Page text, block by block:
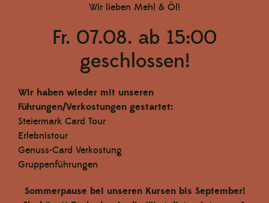
Wir lieben Mehl & Öl!
Fr. 07.08. ab 15:00
geschlossen!
Wir haben wieder mit unseren
Führungen/Verkostungen gestartet:
Steiermark Card Tour
Erlebnistour
Genuss-Card Verkostung
Gruppenführungen
Sommerpause bei unseren Kursen bis September!